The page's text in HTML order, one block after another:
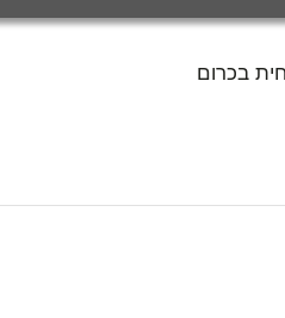
בכרום